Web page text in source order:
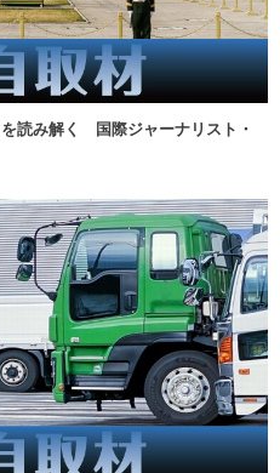
を読み解く 国際ジャーナリスト・